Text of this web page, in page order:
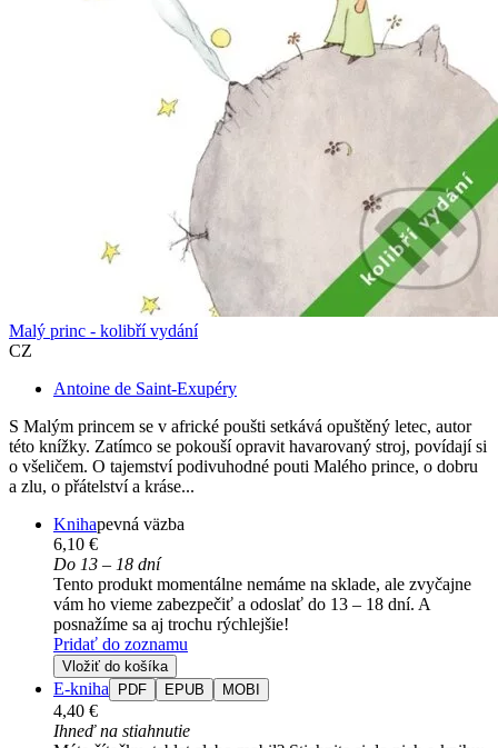
Malý princ - kolibří vydání
CZ
Antoine de Saint-Exupéry
S Malým princem se v africké poušti setkává opuštěný letec, autor
této knížky. Zatímco se pokouší opravit havarovaný stroj, povídají si
o všeličem. O tajemství podivuhodné pouti Malého prince, o dobru
a zlu, o přátelství a kráse...
Knihapevná väzba
6,10 €
Do 13 – 18 dní
Tento produkt momentálne nemáme na sklade, ale zvyčajne
vám ho vieme zabezpečiť a odoslať do 13 – 18 dní. A
posnažíme sa aj trochu rýchlejšie!
Pridať do zoznamu
Vložiť do košíka
E-kniha PDF EPUB MOBI
4,40 €
Ihneď na stiahnutie